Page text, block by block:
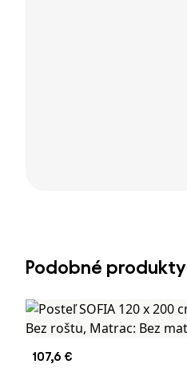
Podobné produkty
107,6 €